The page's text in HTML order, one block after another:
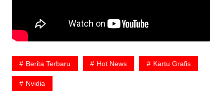
Berita Terbaru Hot News Kartu Grafis
Nvidia